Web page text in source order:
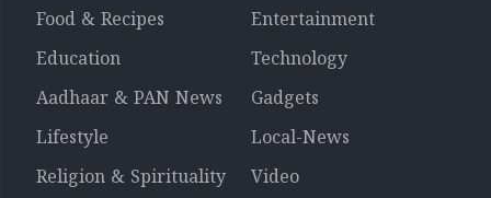
Food & Recipes
Entertainment
Education
Technology
Aadhaar & PAN News
Gadgets
Lifestyle
Local-News
Religion & Spirituality
Video